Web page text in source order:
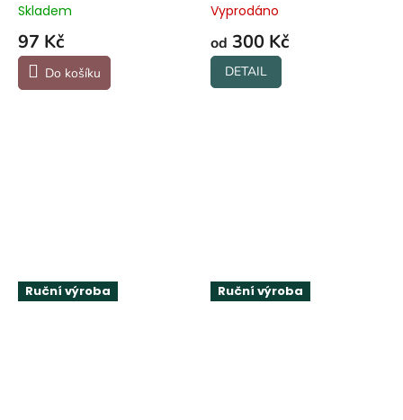
Skladem
97 Kč
Do košíku
Vyprodáno
od 300 Kč
DETAIL
Ruční výroba Ruční výroba